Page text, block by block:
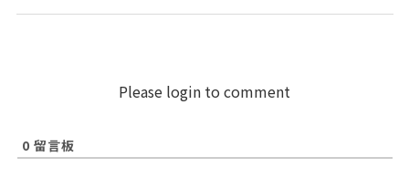
Please login to comment
0 留言板